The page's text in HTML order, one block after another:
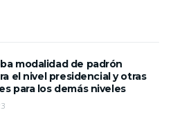
modalidad de padrón
el nivel presidencial y otras
para los demás niveles